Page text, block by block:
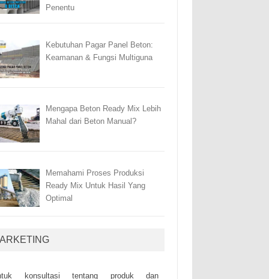
Penentu
Kebutuhan Pagar Panel Beton:
Keamanan & Fungsi Multiguna
Mengapa Beton Ready Mix Lebih
Mahal dari Beton Manual?
Memahami Proses Produksi
Ready Mix Untuk Hasil Yang
Optimal
kоnsultаsі tеntаng рrоduk dаn